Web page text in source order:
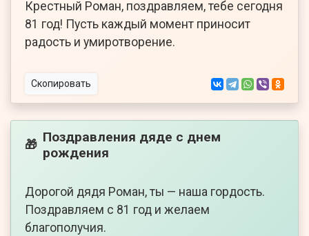
Крестный Роман, поздравляем, тебе сегодня
81 год! Пусть каждый момент приносит
радость и умиротворение.
Скопировать
🎁 Поздравления дяде с днем
рождения
Дорогой дядя Роман, ты — наша гордость.
Поздравляем с 81 год и желаем
благополучия.